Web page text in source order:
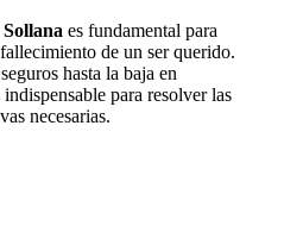
Sollana es fundamental para
de un ser querido.
hasta la baja en
para resolver las
necesarias.